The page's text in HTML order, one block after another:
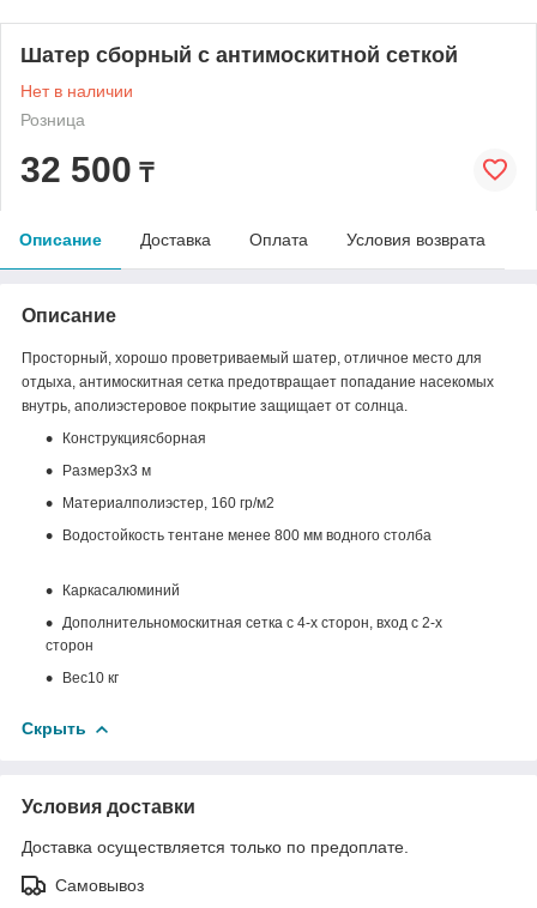
Шатер сборный с антимоскитной сеткой
Нет в наличии
Розница
32 500 ₸
Описание Доставка Оплата Условия возврата
Описание
Просторный, хорошо проветриваемый шатер, отличное место для
отдыха, антимоскитная сетка предотвращает попадание насекомых
внутрь, аполиэстеровое покрытие защищает от солнца.
Конструкциясборная
Размер3х3 м
Материалполиэстер, 160 гр/м2
Водостойкость тентане менее 800 мм водного столба
Каркасалюминий
Дополнительномоскитная сетка с 4-х сторон, вход с 2-х
сторон
Вес10 кг
Скрыть
Условия доставки
Доставка осуществляется только по предоплате.
Самовывоз